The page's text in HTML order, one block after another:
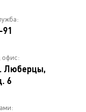
офис:
Люберцы,
6